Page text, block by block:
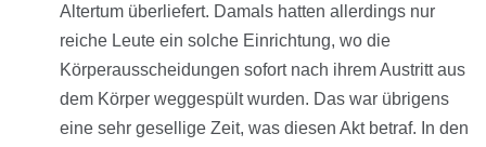
Altertum überliefert. Damals hatten allerdings nur
reiche Leute ein solche Einrichtung, wo die
Körperausscheidungen sofort nach ihrem Austritt aus
dem Körper weggespült wurden. Das war übrigens
eine sehr gesellige Zeit, was diesen Akt betraf. In den